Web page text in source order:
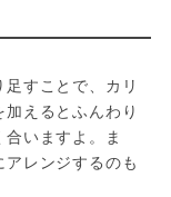
すことで、カリ
えるとふんわり
いますよ。ま
レンジするのも